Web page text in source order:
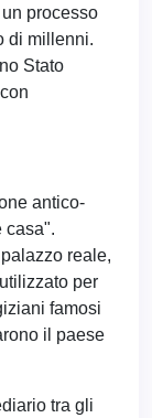
processo
di millenni.
Stato
antico-
casa".
reale,
per
famosi
il paese
tra gli